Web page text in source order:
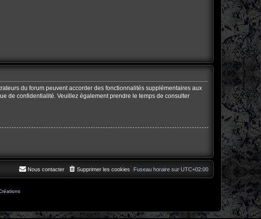
du forum peuvent accorder des fonctionnalités supplémentaires aux
de confidentialité. Veuillez également prendre le temps de consulter
Fuseau horaire surUTC+02:00
Supprimer les cookies
Nous contacter